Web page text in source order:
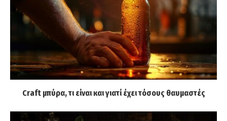
Craft μπύρα, τι είναι και γιατί έχει τόσους θαυμαστές